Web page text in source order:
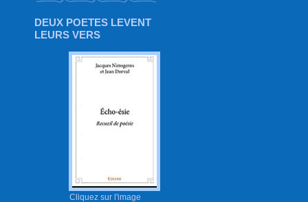
DEUX POETES LEVENT
LEURS VERS
Cliquez sur l'image